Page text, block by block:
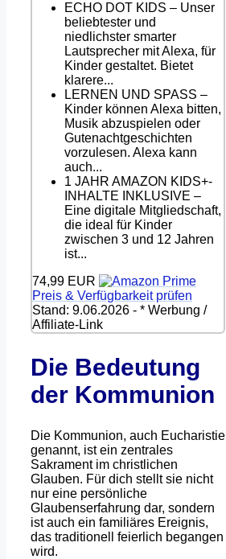
ECHO DOT KIDS – Unser
beliebtester und
niedlichster smarter
Lautsprecher mit Alexa, für
Kinder gestaltet. Bietet
klarere...
LERNEN UND SPASS –
Kinder können Alexa bitten,
Musik abzuspielen oder
Gutenachtgeschichten
vorzulesen. Alexa kann
auch...
1 JAHR AMAZON KIDS+-
INHALTE INKLUSIVE –
Eine digitale Mitgliedschaft,
die ideal für Kinder
zwischen 3 und 12 Jahren
ist...
74,99 EUR
Preis & Verfügbarkeit prüfen
Stand: 9.06.2026 - * Werbung /
Affiliate-Link
Die Bedeutung
der Kommunion
Die Kommunion, auch Eucharistie
genannt, ist ein zentrales
Sakrament im christlichen
Glauben. Für dich stellt sie nicht
nur eine persönliche
Glaubenserfahrung dar, sondern
ist auch ein familiäres Ereignis,
das traditionell feierlich begangen
wird.